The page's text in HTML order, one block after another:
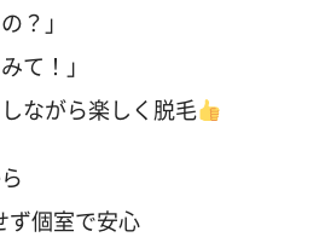
？」
て！」
ながら楽しく脱毛
ず個室で安心